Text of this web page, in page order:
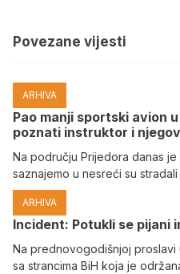
Povezane vijesti
ARHIVA
Pao manji sportski avion
poznati instruktor i
Na području Prijedora danas
saznajemo u nesreći su
ARHIVA
Incident: Potukli se pijani
Na prednovogodišnjoj
sa strancima BiH koja je